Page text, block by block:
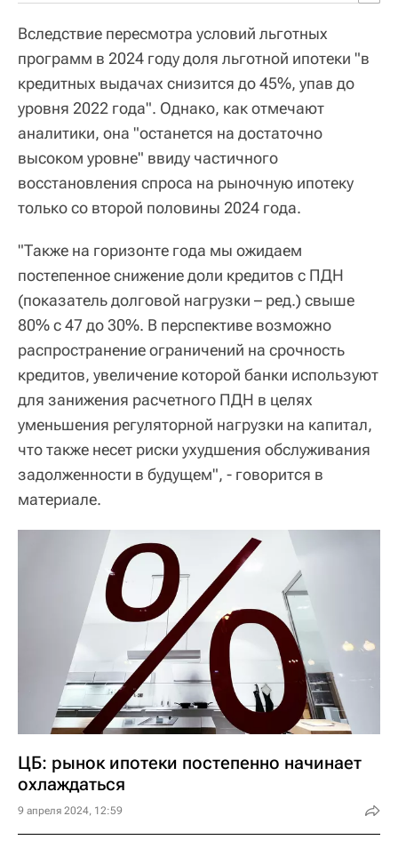
Вследствие пересмотра условий льготных
программ в 2024 году доля льготной ипотеки "в
кредитных выдачах снизится до 45%, упав до
уровня 2022 года". Однако, как отмечают
аналитики, она "останется на достаточно
высоком уровне" ввиду частичного
восстановления спроса на рыночную ипотеку
только со второй половины 2024 года.
"Также на горизонте года мы ожидаем
постепенное снижение доли кредитов с ПДН
(показатель долговой нагрузки – ред.) свыше
80% с 47 до 30%. В перспективе возможно
распространение ограничений на срочность
кредитов, увеличение которой банки используют
для занижения расчетного ПДН в целях
уменьшения регуляторной нагрузки на капитал,
что также несет риски ухудшения обслуживания
задолженности в будущем", - говорится в
материале.
ЦБ: рынок ипотеки постепенно начинает
охлаждаться
9 апреля 2024, 12:59